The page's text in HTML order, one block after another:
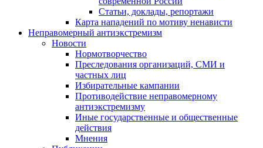
Статьи, доклады, репортажи
Карта нападений по мотиву ненависти
Неправомерный антиэкстремизм
Новости
Нормотворчество
Преследования организаций, СМИ и
частных лиц
Избирательные кампании
Противодействие неправомерному
антиэкстремизму
Иные государственные и общественные
действия
Мнения